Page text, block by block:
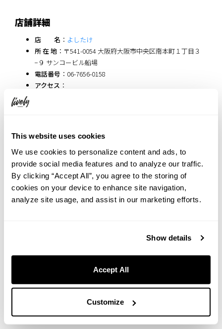
This website uses cookies
We use cookies to personalize content and ads, to
provide social media features and to analyze our traffic.
By clicking “Accept All”, you agree to the storing of
cookies on your device to enhance site navigation,
analyze site usage, and assist in our marketing efforts.
Show details
Accept All
Customize
店舗詳細
店 名 ： よしたけ
所 在 地 ：〒541-0054 大阪府大阪市中央区南本町１丁目３
−９ サンコービル船場
電話番号 ：06-7656-0158
アクセス ：
堺筋本町には、まだまだ隠れた美食スポットがたくさんありま
す。
THE LIVELY 大阪本町へご宿泊の際は、ぜひ少し贅沢なお食事体験
を楽しんでみてください。
NEW
「THE LIVELY 東京麻布十番」の非日常空間で堪能するアート
クルアート、現代アート作品を楽しめる入場無料イベントを
8/27～9/8に開催